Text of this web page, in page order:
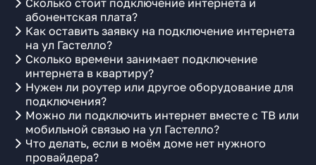
Сколько стоит подключение интернета и
абонентская плата?
Как оставить заявку на подключение интернета
на ул Гастелло?
Сколько времени занимает подключение
интернета в квартиру?
Нужен ли роутер или другое оборудование для
подключения?
Можно ли подключить интернет вместе с ТВ или
мобильной связью на ул Гастелло?
Что делать, если в моём доме нет нужного
провайдера?